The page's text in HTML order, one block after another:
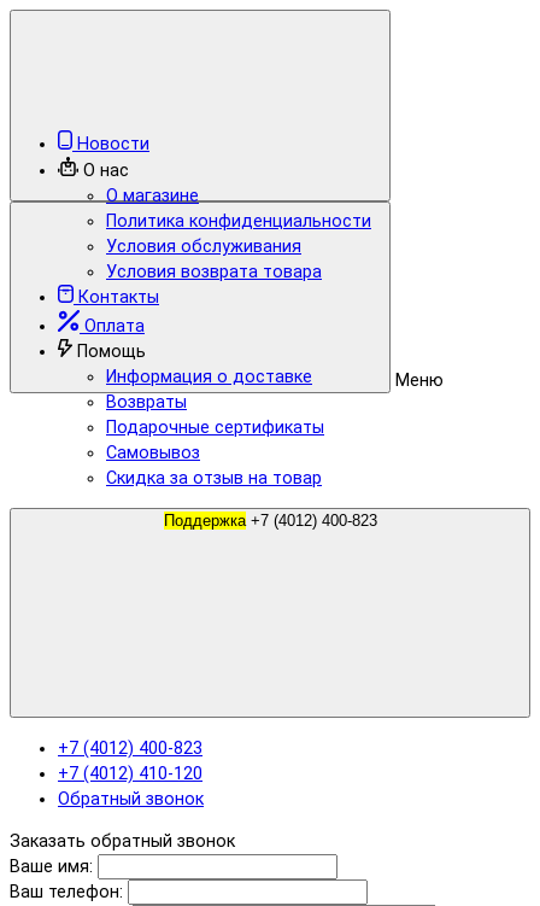
Меню
Новости
О нас
О магазине
Политика конфиденциальности
Условия обслуживания
Условия возврата товара
Контакты
Оплата
Помощь
Информация о доставке
Возвраты
Подарочные сертификаты
Самовывоз
Скидка за отзыв на товар
Поддержка +7 (4012) 400-823
+7 (4012) 400-823
+7 (4012) 410-120
Обратный звонок
Заказать обратный звонок
Ваше имя:
Ваш телефон: